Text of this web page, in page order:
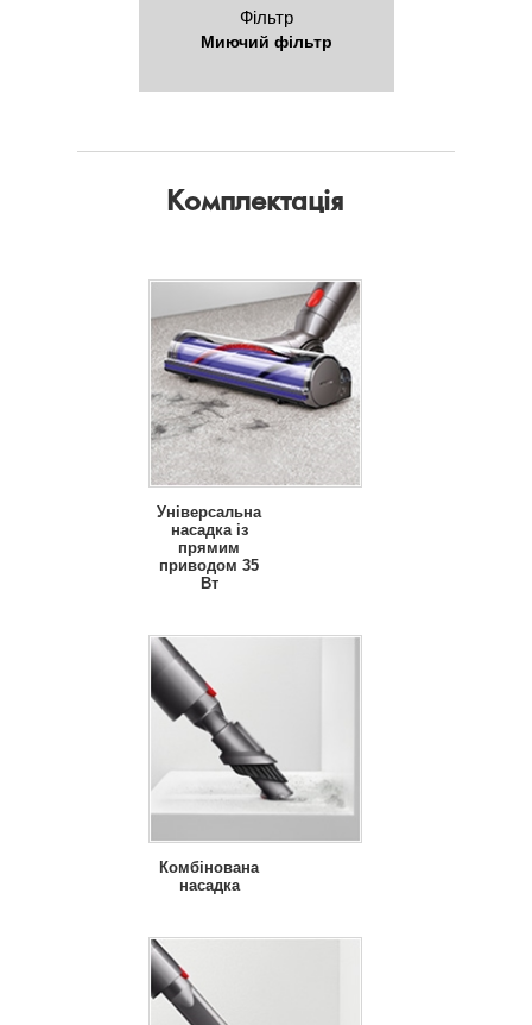
Фільтр
Миючий фільтр
Комплектація
Універсальна
насадка із
прямим
приводом 35
Вт
Комбінована
насадка